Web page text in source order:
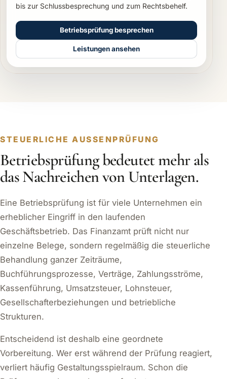
bis zur Schlussbesprechung und zum Rechtsbehelf.
Betriebsprüfung besprechen
Leistungen ansehen
STEUERLICHE AUSSENPRÜFUNG
Betriebsprüfung bedeutet mehr als
das Nachreichen von Unterlagen.
Eine Betriebsprüfung ist für viele Unternehmen ein
erheblicher Eingriff in den laufenden
Geschäftsbetrieb. Das Finanzamt prüft nicht nur
einzelne Belege, sondern regelmäßig die steuerliche
Behandlung ganzer Zeiträume,
Buchführungsprozesse, Verträge, Zahlungsströme,
Kassenführung, Umsatzsteuer, Lohnsteuer,
Gesellschafterbeziehungen und betriebliche
Strukturen.
Entscheidend ist deshalb eine geordnete
Vorbereitung. Wer erst während der Prüfung reagiert,
verliert häufig Gestaltungsspielraum. Schon die